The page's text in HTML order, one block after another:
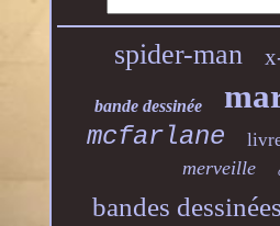
spider-man
bande dessinée
mcfarlane
merveille
bandes dessinées